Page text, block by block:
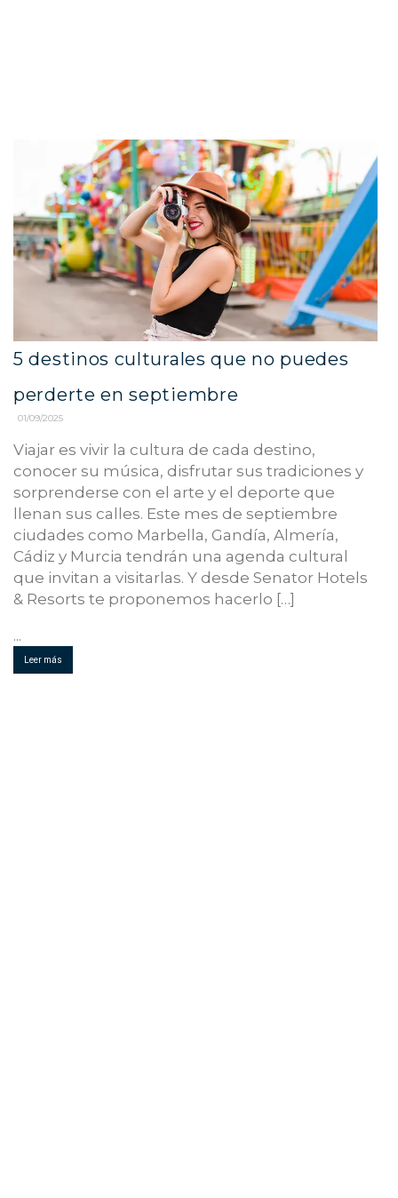
5 destinos culturales que no puedes
perderte en septiembre
01/09/2025
Viajar es vivir la cultura de cada destino,
conocer su música, disfrutar sus tradiciones y
sorprenderse con el arte y el deporte que
llenan sus calles. Este mes de septiembre
ciudades como Marbella, Gandía, Almería,
Cádiz y Murcia tendrán una agenda cultural
que invitan a visitarlas. Y desde Senator Hotels
& Resorts te proponemos hacerlo […]
...
Leer más